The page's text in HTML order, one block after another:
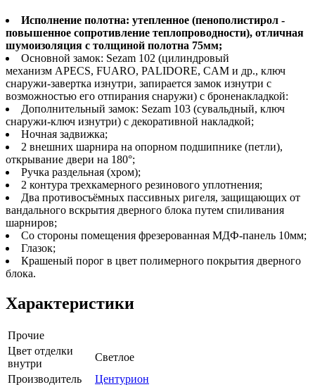
Исполнение полотна: утепленное (пенополистирол -
повышенное сопротивление теплопроводности), отличная
шумоизоляция с толщиной полотна 75мм;
Основной замок: Sezam 102 (цилиндровый
механизм APECS, FUARO, PALIDORE, CAM и др., ключ
снаружи-завертка изнутри, запирается замок изнутри с
возможностью его отпирания снаружи) с броненакладкой:
Дополнительный замок: Sezam 103 (сувальдный, ключ
снаружи-ключ изнутри) с декоративной накладкой;
Ночная задвижка;
2 внешних шарнира на опорном подшипнике (петли),
открывание двери на 180°;
Ручка раздельная (хром);
2 контура трехкамерного резинового уплотнения;
Два противосъёмных пассивных ригеля, защищающих от
вандального вскрытия дверного блока путем спиливания
шарниров;
Со стороны помещения фрезерованная МДФ-панель 10мм;
Глазок;
Крашеный порог в цвет полимерного покрытия дверного
блока.
Характеристики
Прочие
Цвет отделки
внутри
Светлое
Производитель
Центурион